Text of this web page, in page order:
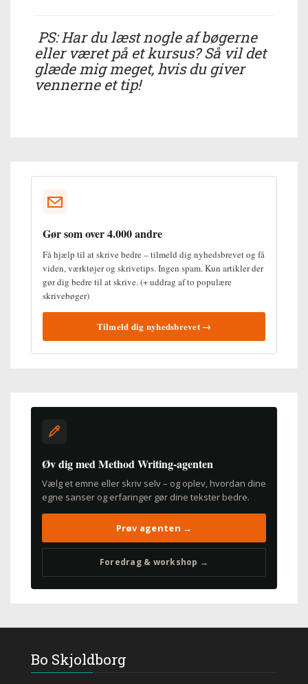
PS: Har du læst nogle af bøgerne
eller været på et kursus? Så vil det
glæde mig meget, hvis du giver
vennerne et tip!
Gør som over 4.000 andre
Få hjælp til at skrive bedre – tilmeld dig nyhedsbrevet og få
viden, værktøjer og skrivetips. Ingen spam. Kun artikler der
gør dig bedre til at skrive. (+ uddrag af to populære
skrivebøger)
Tilmeld dig nyhedsbrevet →
Øv dig med Method Writing-agenten
Vælg et emne eller skriv selv – og oplev, hvordan dine
egne sanser og erfaringer gør dine tekster bedre.
Prøv agenten →
Foredrag & workshop →
Bo Skjoldborg